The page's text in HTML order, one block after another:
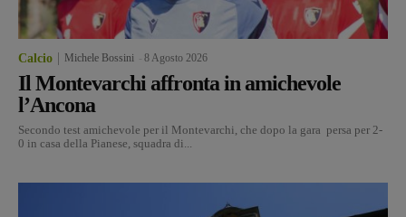
Calcio Michele Bossini 8 Agosto 2026
Il Montevarchi affronta in amichevole
l’Ancona
Secondo test amichevole per il Montevarchi, che dopo la gara persa per 2-
0 in casa della Pianese, squadra di...